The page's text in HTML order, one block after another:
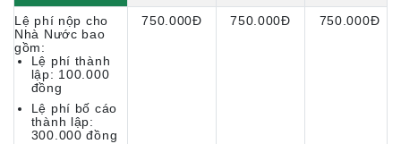
Lệ phí nộp cho
Nhà Nước bao
gồm:
Lệ phí thành
lập: 100.000
đồng
Lệ phí bố cáo
thành lập:
300.000 đồng
750.000Đ 750.000Đ 750.000Đ